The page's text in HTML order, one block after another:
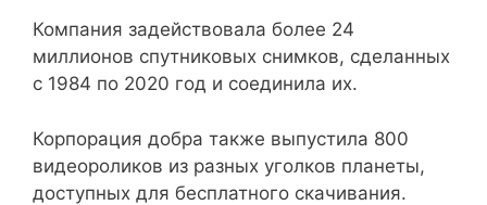
Компания задействовала более 24
миллионов спутниковых снимков, сделанных
с 1984 по 2020 год и соединила их.
Корпорация добра также выпустила 800
видеороликов из разных уголков планеты,
доступных для бесплатного скачивания.